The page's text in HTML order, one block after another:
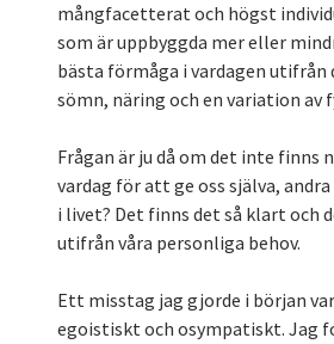
mångfacetterat och högst
som är uppbyggda mer eller
bästa förmåga i vardagen utifrån
sömn, näring och en variation
Frågan är ju då om det inte finns
vardag för att ge oss själva,
i livet? Det finns det så klart och
utifrån våra personliga behov.
Ett misstag jag gjorde i början
egoistiskt och osympatiskt. Jag